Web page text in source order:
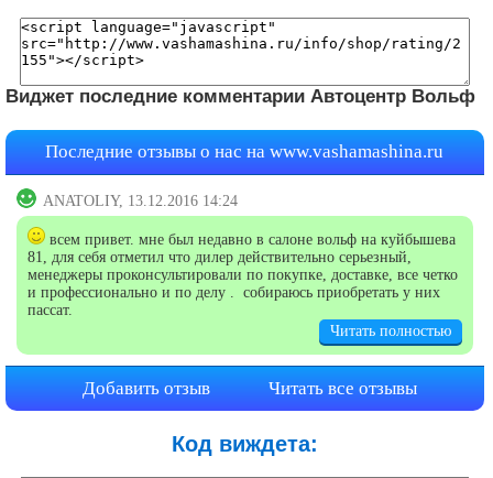
Виджет последние комментарии Автоцентр Вольф
Последние отзывы о нас наwww.vashamashina.ru
ANATOLIY, 13.12.2016 14:24
всем привет. мне был недавно в салоне вольф на куйбышева
81, для себя отметил что дилер действительно серьезный,
менеджеры проконсультировали по покупке, доставке, все четко
и профессионально и по делу . собираюсь приобретать у них
пассат.
Читать полностью
Добавить отзыв Читать все отзывы
Код виждета: